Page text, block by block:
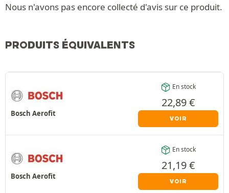
Nous n'avons pas encore collecté d'avis sur ce produit.
PRODUITS ÉQUIVALENTS
Bosch Aerofit
En stock
22,89€
VOIR
Bosch Aerofit
En stock
21,19€
VOIR